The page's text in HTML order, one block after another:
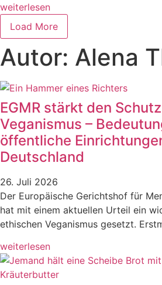
weiterlesen
Load More
Autor: Alena
EGMR stärkt den
Veganismus –
öffentliche
Deutschland
26. Juli 2026
Der Europäische Gerichtshof für
hat mit einem aktuellen Urteil ein
ethischen Veganismus gesetzt.
weiterlesen